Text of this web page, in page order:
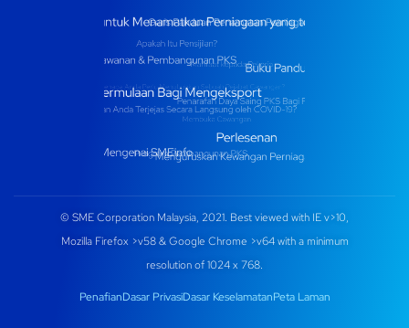
© SME Corporation Malaysia, 2021. Best viewed with IE v>10,
Mozilla Firefox >v58 & Google Chrome >v64 with a minimum
resolution of 1024 x 768.
PenafianDasar PrivasiDasar KeselamatanPeta Laman